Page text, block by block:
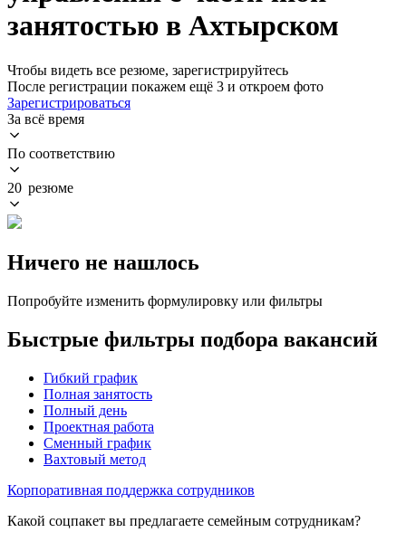
занятостью в Ахтырском
Чтобы видеть все резюме, зарегистрируйтесь
После регистрации покажем ещё 3 и откроем фото
Зарегистрироваться
За всё время
По соответствию
20 резюме
Ничего не нашлось
Попробуйте изменить формулировку или фильтры
Быстрые фильтры подбора вакансий
Гибкий график
Полная занятость
Полный день
Проектная работа
Сменный график
Вахтовый метод
Корпоративная поддержка сотрудников
Какой соцпакет вы предлагаете семейным сотрудникам?